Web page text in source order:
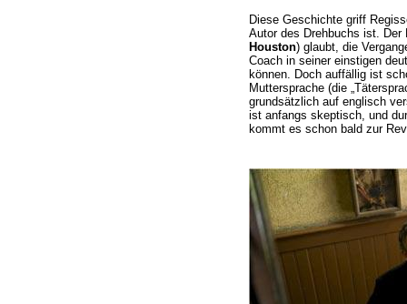
Diese Geschichte griff
Autor des Drehbuchs ist.
Houston) glaubt, die
Coach in seiner einstigen
können. Doch auffällig ist
Muttersprache (die
grundsätzlich auf englisch
ist anfangs skeptisch, und
kommt es schon bald zur